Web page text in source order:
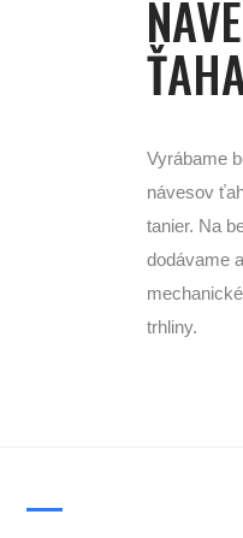
Vyrábame
návesov
tanier. Na
dodávame
trhliny.